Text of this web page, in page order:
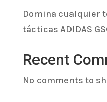
Domina cualquier
tácticas ADIDAS
Recent
No comments to